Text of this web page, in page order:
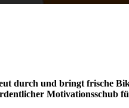
durch und bringt frische
Motivationsschub